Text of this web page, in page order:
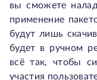
вы сможете
применение
будут лишь
будет в ручном
всё так, чтобы
участия